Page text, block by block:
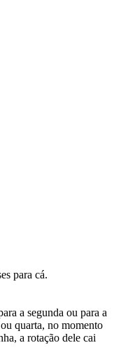
para cá.
a segunda ou para a
quarta, no momento
a rotação dele cai